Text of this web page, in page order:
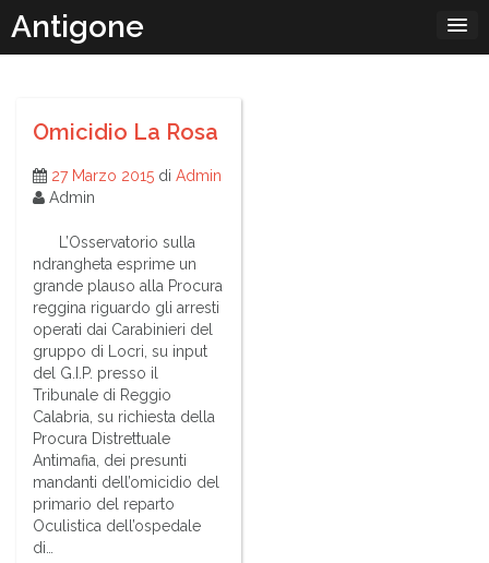
contenuto
Antigone
Omicidio La Rosa
27 Marzo 2015 di Admin
Admin
L’Osservatorio sulla
ndrangheta esprime un
grande plauso alla Procura
reggina riguardo gli arresti
operati dai Carabinieri del
gruppo di Locri, su input
del G.I.P. presso il
Tribunale di Reggio
Calabria, su richiesta della
Procura Distrettuale
Antimafia, dei presunti
mandanti dell’omicidio del
primario del reparto
Oculistica dell’ospedale
di…